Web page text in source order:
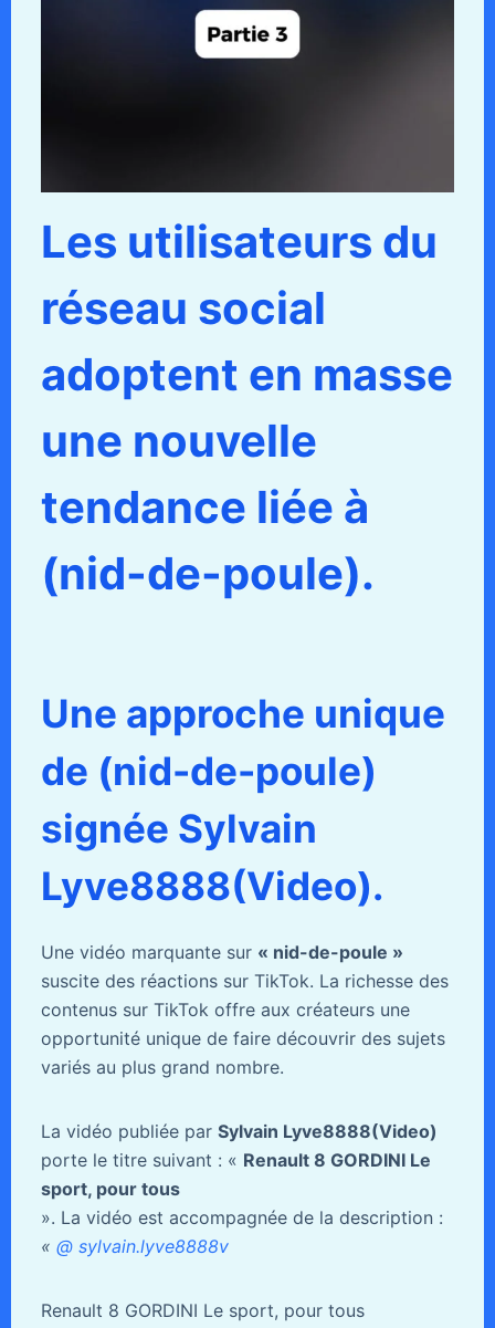
Les utilisateurs du
réseau social
adoptent en masse
une nouvelle
tendance liée à
(nid-de-poule).
Une approche unique
de (nid-de-poule)
signée Sylvain
Lyve8888(Video).
Une vidéo marquante sur « nid-de-poule »
suscite des réactions sur TikTok. La richesse des
contenus sur TikTok offre aux créateurs une
opportunité unique de faire découvrir des sujets
variés au plus grand nombre.
La vidéo publiée par Sylvain Lyve8888(Video)
porte le titre suivant : « Renault 8 GORDINI Le
sport, pour tous
». La vidéo est accompagnée de la description :
« @ sylvain.lyve8888v
Renault 8 GORDINI Le sport, pour tous